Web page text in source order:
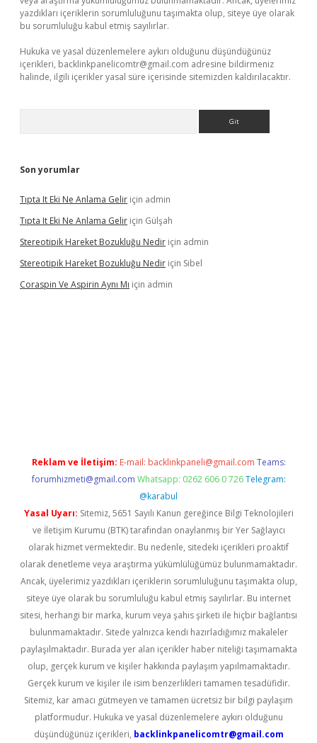
yazdıkları içeriklerin sorumluluğunu taşımakta olup, siteye üye olarak
bu sorumluluğu kabul etmiş sayılırlar.
Hukuka ve yasal düzenlemelere aykırı olduğunu düşündüğünüz
içerikleri, backlinkpanelicomtr@gmail.com adresine bildirmeniz
halinde, ilgili içerikler yasal süre içerisinde sitemizden kaldırılacaktır.
Son yorumlar
Tıpta It Eki Ne Anlama Gelir için admin
Tıpta It Eki Ne Anlama Gelir için Gülşah
Stereotipik Hareket Bozukluğu Nedir için admin
Stereotipik Hareket Bozukluğu Nedir için Sibel
Coraspin Ve Aspirin Aynı Mı için admin
Reklam ve İletişim: E-mail: backlinkpaneli@gmail.com Teams:
forumhizmeti@gmail.com Whatsapp: 0262 606 0 726 Telegram:
@karabul
Yasal Uyarı: Sitemiz, 5651 Sayılı Kanun gereğince Bilgi Teknolojileri
ve İletişim Kurumu (BTK) tarafından onaylanmış bir Yer Sağlayıcı
olarak hizmet vermektedir. Bu nedenle, sitedeki içerikleri proaktif
olarak denetleme veya araştırma yükümlülüğümüz bulunmamaktadır.
Ancak, üyelerimiz yazdıkları içeriklerin sorumluluğunu taşımakta olup,
siteye üye olarak bu sorumluluğu kabul etmiş sayılırlar. Bu internet
sitesi, herhangi bir marka, kurum veya şahıs şirketi ile hiçbir bağlantısı
bulunmamaktadır. Sitede yalnızca kendi hazırladığımız makaleler
paylaşılmaktadır. Burada yer alan içerikler haber niteliği taşımamakta
olup, gerçek kurum ve kişiler hakkında paylaşım yapılmamaktadır.
Gerçek kurum ve kişiler ile isim benzerlikleri tamamen tesadüfidir.
Sitemiz, kar amacı gütmeyen ve tamamen ücretsiz bir bilgi paylaşım
platformudur. Hukuka ve yasal düzenlemelere aykırı olduğunu
düşündüğünüz içerikleri, backlinkpanelicomtr@gmail.com